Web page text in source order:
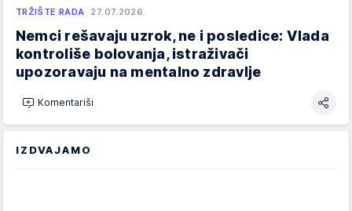
TRŽIŠTE RADA 27.07.2026.
Nemci rešavaju uzrok, ne i posledice: Vlada
kontroliše bolovanja, istraživači
upozoravaju na mentalno zdravlje
Komentariši
IZDVAJAMO